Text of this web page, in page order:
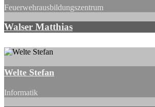
Feuerwehrausbildungszentrum
Walser Matthias
Welte Stefan
Informatik